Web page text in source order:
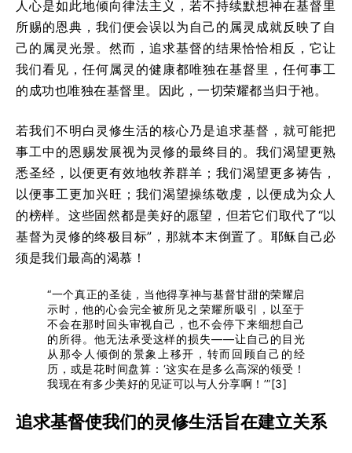
人心是如此地倾向律法主义，若不持续默想神在基督里
所赐的恩典，我们便会误以为自己的属灵成就反映了自
己的属灵光景。然而，追求基督的结果恰恰相反，它让
我们看见，任何属灵的健康都唯独在基督里，任何事工
的成功也唯独在基督里。因此，一切荣耀都当归于祂。
若我们不明白灵修生活的核心乃是追求基督，就可能把
事工中的恩赐发展视为灵修的最终目的。我们渴望更熟
悉圣经，以便更有效地牧养群羊；我们渴望更多祷告，
以便事工更加兴旺；我们渴望操练敬虔，以便成为众人
的榜样。这些固然都是美好的愿望，但若它们取代了“以
基督为灵修的终极目标”，那就本末倒置了。耶稣自己必
须是我们最高的渴慕！
“一个真正的圣徒，当他得享神与基督甘甜的荣耀启
示时，他的心会完全被所见之荣耀所吸引，以至于
不会在那时回头审视自己，也不会停下来细想自己
的所得。他无法承受这样的损失——让自己的目光
从那令人倾倒的景象上移开，转而回顾自己的经
历，或是花时间盘算：‘这实在是多么高深的领受！
我现在有多少美好的见证可以与人分享啊！’”[3]
追求基督使我们的灵修生活旨在建立关系